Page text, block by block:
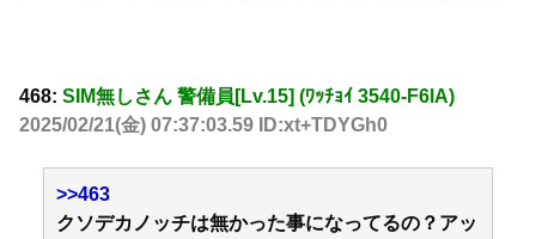
468: SIM無しさん 警備員[Lv.15] (ﾜｯﾁｮｲ 3540-F6lA)
2025/02/21(金) 07:37:03.59 ID:xt+TDYGh0
>>463
クソデカノッチは無かった事になってるの？アッ